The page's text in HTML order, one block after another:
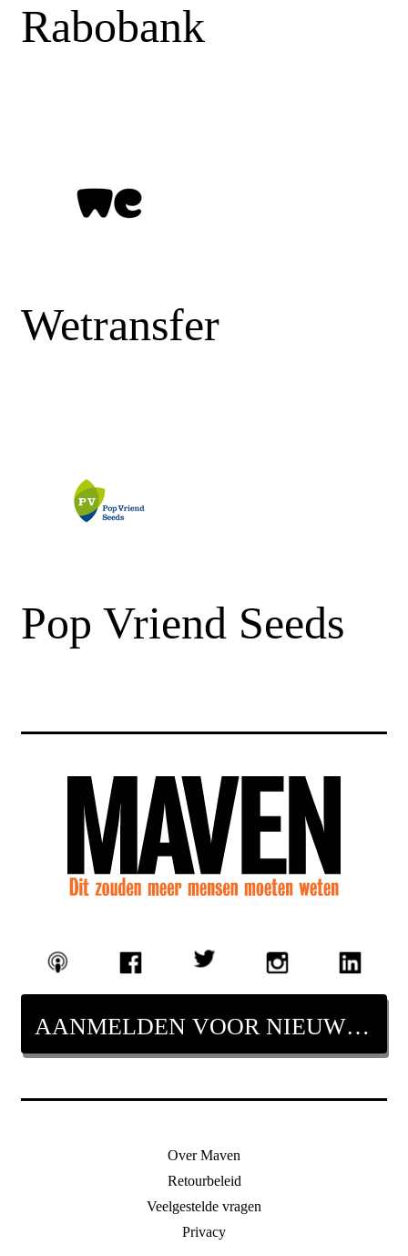
Rabobank
Wetransfer
Pop Vriend Seeds
AANMELDEN VOOR NIEUWSBRIEF
Over Maven
Retourbeleid
Veelgestelde vragen
Privacy